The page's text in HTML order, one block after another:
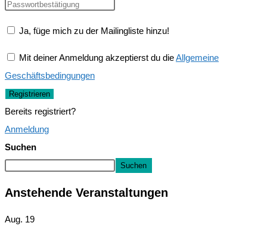
Ja, füge mich zu der Mailingliste hinzu!
Mit deiner Anmeldung akzeptierst du dieAllgemeine
Geschäftsbedingungen
Registrieren
Bereits registriert?
Anmeldung
Suchen
Suchen
Anstehende Veranstaltungen
Aug. 19